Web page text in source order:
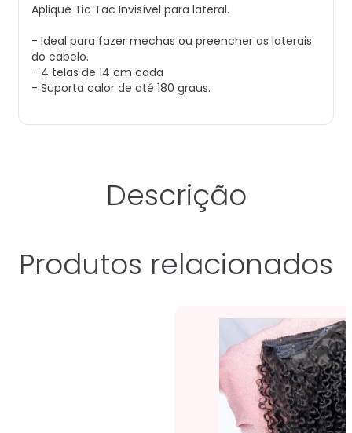
Aplique Tic Tac Invisível para lateral.
- Ideal para fazer mechas ou preencher as laterais
do cabelo.
- 4 telas de 14 cm cada
- Suporta calor de até 180 graus.
Descrição
Produtos relacionados